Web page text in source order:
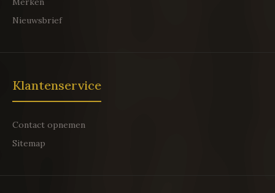
Nieuwsbrief
Klantenservice
Contact opnemen
Sitemap